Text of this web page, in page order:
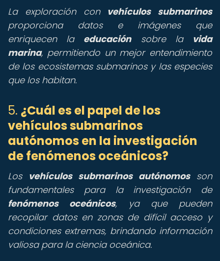
La exploración con vehículos submarinos
proporciona datos e imágenes que
enriquecen la educaciónsobre la vida
marina, permitiendo un mejor entendimiento
de los ecosistemas submarinos y las especies
que los habitan.
5. ¿Cuál es el papel de los
vehículos submarinos
autónomos en la investigación
de fenómenos oceánicos?
Los vehículos submarinos autónomosson
fundamentales para la investigación de
fenómenos oceánicos, ya que pueden
recopilar datos en zonas de difícil acceso y
condiciones extremas, brindando información
valiosa para la ciencia oceánica.